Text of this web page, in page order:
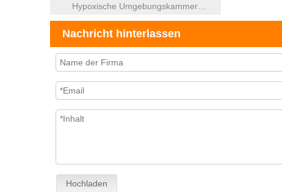
Nachricht hinterlassen
Hochladen